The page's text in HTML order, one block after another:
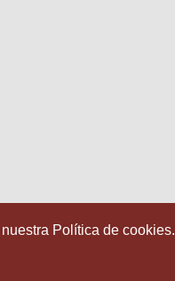
Política de cookies.